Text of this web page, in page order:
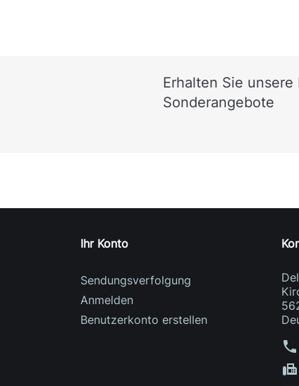
Erhalten Sie
Sonderangebote
Ihr Konto
Sendungsverfolgung
Anmelden
Benutzerkonto erstellen
phone
fax